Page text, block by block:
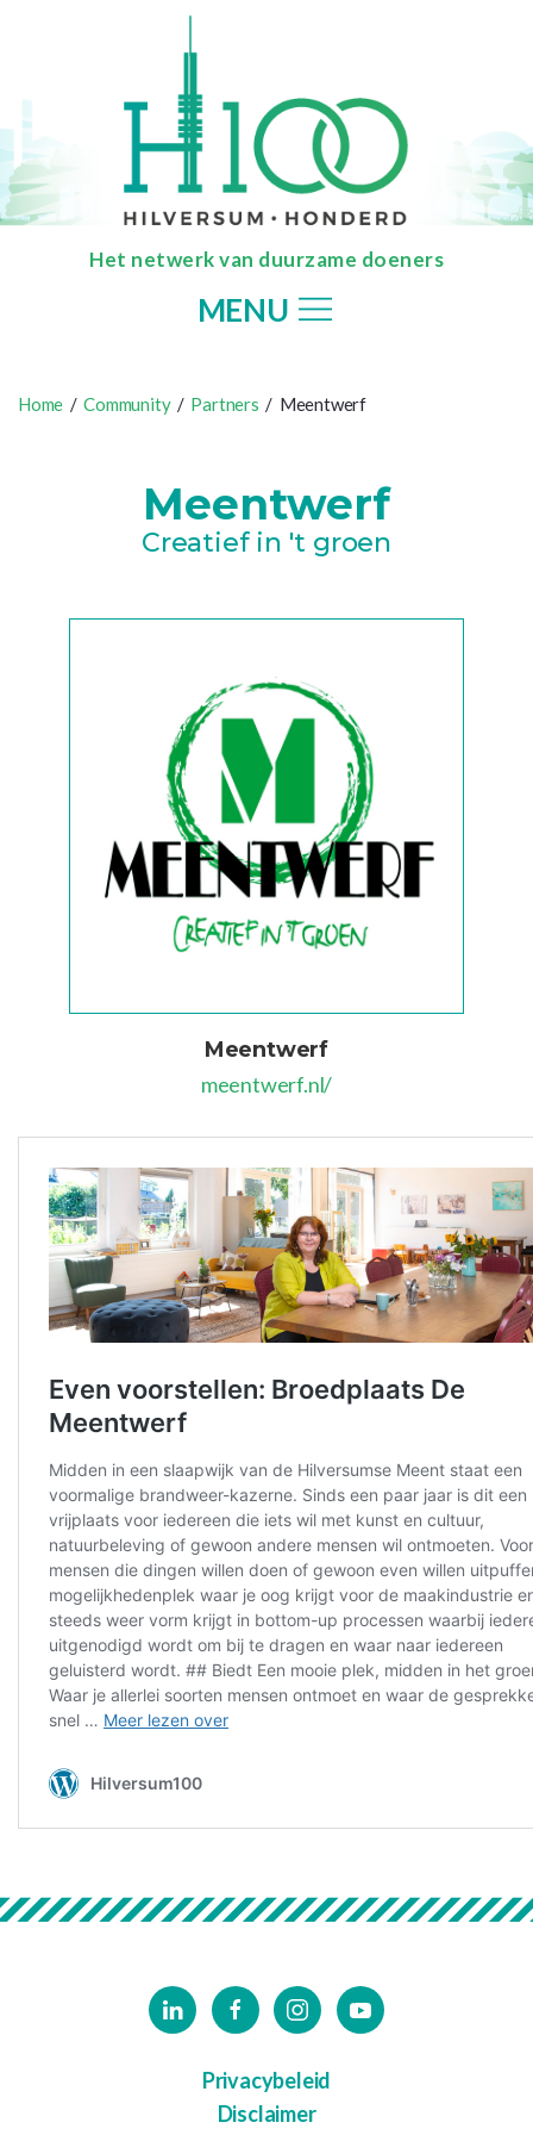
Het netwerk van duurzame doeners
MENU
Home /Community/ Partners / Meentwerf
Meentwerf
Creatief in 't groen
Meentwerf
meentwerf.nl/
Privacybeleid
Disclaimer